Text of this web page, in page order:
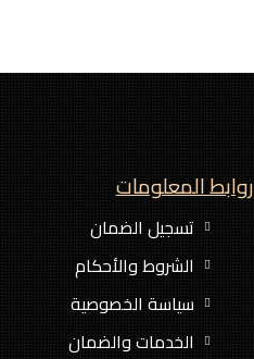
روابط المعلومات
تسجيل الضمان
الشروط والأحكام
سياسة الخصوصية
الخدمات والضمان